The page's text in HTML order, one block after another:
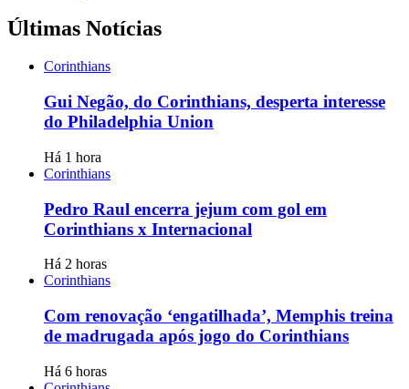
Últimas Notícias
Corinthians
Gui Negão, do Corinthians, desperta interesse
do Philadelphia Union
Há 1 hora
Corinthians
Pedro Raul encerra jejum com gol em
Corinthians x Internacional
Há 2 horas
Corinthians
Com renovação ‘engatilhada’, Memphis treina
de madrugada após jogo do Corinthians
Há 6 horas